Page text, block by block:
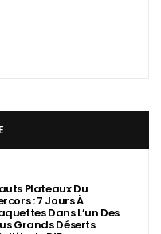
Plateaux Du
: 7 Jours À
Dans L’un Des
Grands Déserts